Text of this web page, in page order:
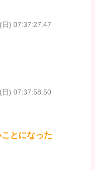
) 07:37:27.47
日) 07:37:58.50
とになった